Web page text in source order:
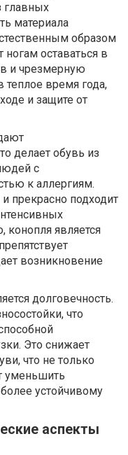
главных
материала
образом
ногам оставаться в
и чрезмерную
теплое время года,
и защите от
делает обувь из
с
к аллергиям.
прекрасно подходит
конопля является
возникновение
долговечность.
что
Это снижает
что не только
уменьшить
устойчивому
аспекты